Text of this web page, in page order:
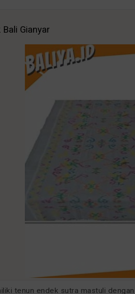
Gianyar
tenun endek sutra mastuli